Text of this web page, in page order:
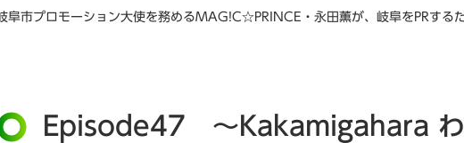
岐阜市プロモーション大使を務めるMAG!C☆PRINCE・永田薫が、岐阜をPRする
Episode47 ～Kakamigahara わ